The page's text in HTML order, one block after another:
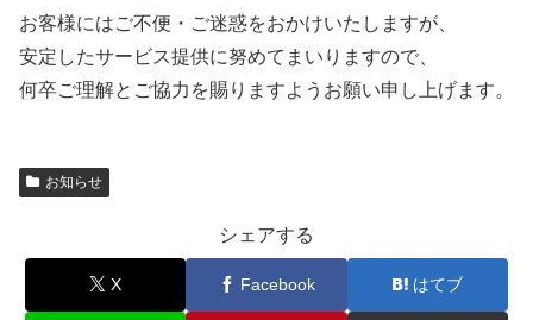
お客様にはご不便・ご迷惑をおかけいたしますが、
安定したサービス提供に努めてまいりますので、
何卒ご理解とご協力を賜りますようお願い申し上げます。
お知らせ
シェアする
X Facebook はてブ